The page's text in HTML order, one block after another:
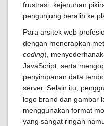
frustrasi, kejenuhan
pengunjung beralih ke
Para arsitek web
dengan menerapkan
coding),
JavaScript, serta
penyimpanan data
server. Selain itu,
logo brand dan gambar
menggunakan format
yang sangat ringan